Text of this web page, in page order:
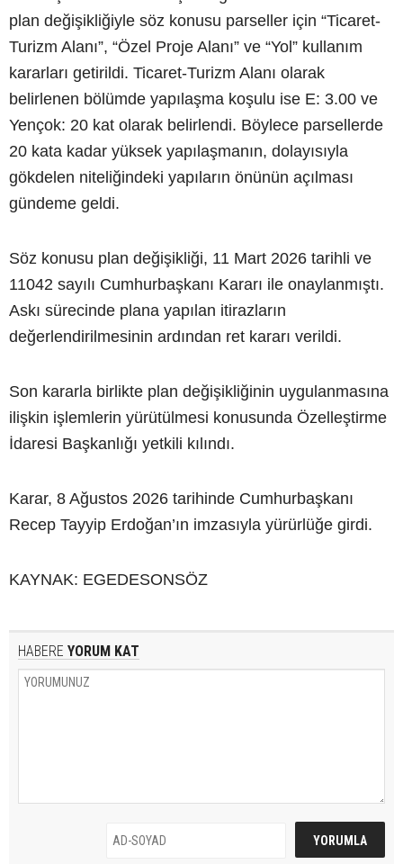
plan değişikliğiyle söz konusu parseller için “Ticaret-
Turizm Alanı”, “Özel Proje Alanı” ve “Yol” kullanım
kararları getirildi. Ticaret-Turizm Alanı olarak
belirlenen bölümde yapılaşma koşulu ise E: 3.00 ve
Yençok: 20 kat olarak belirlendi. Böylece parsellerde
20 kata kadar yüksek yapılaşmanın, dolayısıyla
gökdelen niteliğindeki yapıların önünün açılması
gündeme geldi.
Söz konusu plan değişikliği, 11 Mart 2026 tarihli ve
11042 sayılı Cumhurbaşkanı Kararı ile onaylanmıştı.
Askı sürecinde plana yapılan itirazların
değerlendirilmesinin ardından ret kararı verildi.
Son kararla birlikte plan değişikliğinin uygulanmasına
ilişkin işlemlerin yürütülmesi konusunda Özelleştirme
İdaresi Başkanlığı yetkili kılındı.
Karar, 8 Ağustos 2026 tarihinde Cumhurbaşkanı
Recep Tayyip Erdoğan’ın imzasıyla yürürlüğe girdi.
KAYNAK: EGEDESONSÖZ
HABERE YORUM KAT